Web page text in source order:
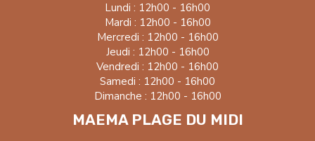
Lundi : 12h00 - 16h00
Mardi : 12h00 - 16h00
Mercredi : 12h00 - 16h00
Jeudi : 12h00 - 16h00
Vendredi : 12h00 - 16h00
Samedi : 12h00 - 16h00
Dimanche : 12h00 - 16h00
MAEMA PLAGE DU MIDI